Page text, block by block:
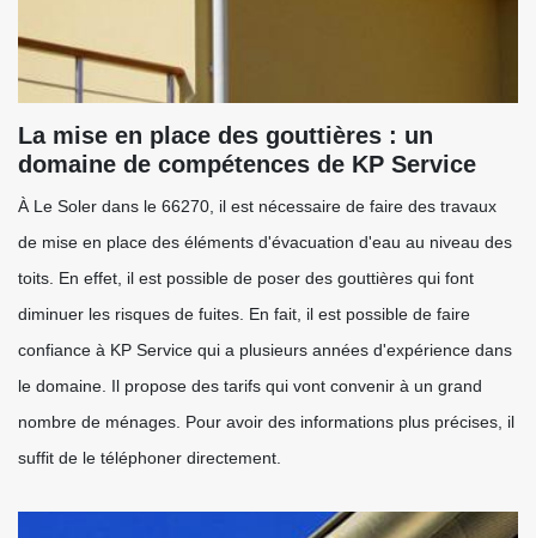
La mise en place des gouttières : un
domaine de compétences de KP Service
À Le Soler dans le 66270, il est nécessaire de faire des travaux
de mise en place des éléments d'évacuation d'eau au niveau des
toits. En effet, il est possible de poser des gouttières qui font
diminuer les risques de fuites. En fait, il est possible de faire
confiance à KP Service qui a plusieurs années d'expérience dans
le domaine. Il propose des tarifs qui vont convenir à un grand
nombre de ménages. Pour avoir des informations plus précises, il
suffit de le téléphoner directement.